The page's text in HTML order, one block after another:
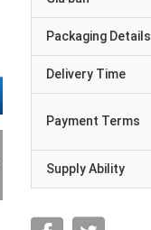
Packaging Details
Delivery Time
Payment Terms
Supply Ability